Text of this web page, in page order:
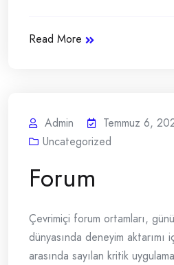
Read More
Admin
Temmuz 6,
Uncategorized
Forum
Çevrimiçi forum ortamları,
dünyasında deneyim
arasında sayılan kritik